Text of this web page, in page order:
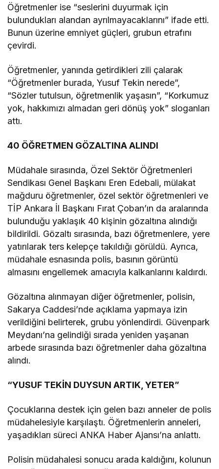
Öğretmenler ise “seslerini duyurmak için
bulundukları alandan ayrılmayacaklarını” ifade etti.
Bunun üzerine emniyet güçleri, grubun etrafını
çevirdi.
Öğretmenler, yanında getirdikleri zili çalarak
“Öğretmenler burada, Yusuf Tekin nerede”,
“Sözler tutulsun, öğretmenlik yaşasın”, “Korkumuz
yok, hakkımızı almadan geri dönüş yok” sloganları
attı.
40 ÖĞRETMEN GÖZALTINA ALINDI
Müdahale sırasında, Özel Sektör Öğretmenleri
Sendikası Genel Başkanı Eren Edebali, mülakat
mağduru öğretmenler, özel sektör öğretmenleri ve
TİP Ankara İl Başkanı Fırat Çoban’ın da aralarında
bulunduğu yaklaşık 40 kişinin gözaltına alındığı
bildirildi. Gözaltı sırasında, bazı öğretmenlere, yere
yatırılarak ters kelepçe takıldığı görüldü. Ayrıca,
müdahale esnasında polis, basının görüntü
almasını engellemek amacıyla kalkanlarını kaldırdı.
Gözaltına alınmayan diğer öğretmenler, polisin,
Sakarya Caddesi’nde açıklama yapmaya izin
verildiğini belirterek, grubu yönlendirdi. Güvenpark
Meydanı’na gelindiği sırada yeniden yaşanan
arbede sırasında bazı öğretmenler daha gözaltına
alındı.
“YUSUF TEKİN DUYSUN ARTIK, YETER”
Çocuklarına destek için gelen bazı anneler de polis
müdahelesiyle karşılaştı. Öğretmenlerin anneleri,
yaşadıkları süreci ANKA Haber Ajansı’na anlattı.
Polisin müdahalesi sonucu arada kaldığını, kolunun